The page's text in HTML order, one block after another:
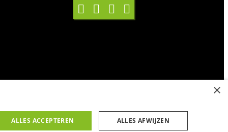
© 2025Trixxo
×
ALLES ACCEPTEREN ALLES AFWIJZEN